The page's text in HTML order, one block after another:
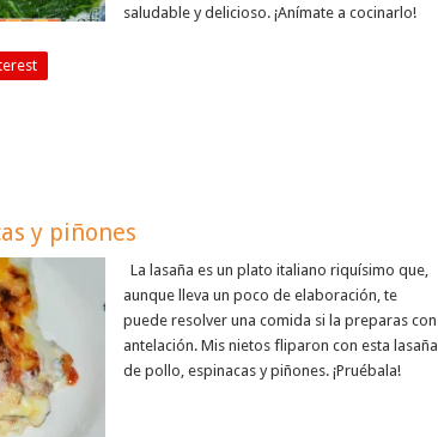
saludable y delicioso. ¡Anímate a cocinarlo!
y piñones
La lasaña es un plato italiano riquísimo que,
aunque lleva un poco de elaboración, te
puede resolver una comida si la preparas con
antelación. Mis nietos fliparon con esta lasaña
de pollo, espinacas y piñones. ¡Pruébala!